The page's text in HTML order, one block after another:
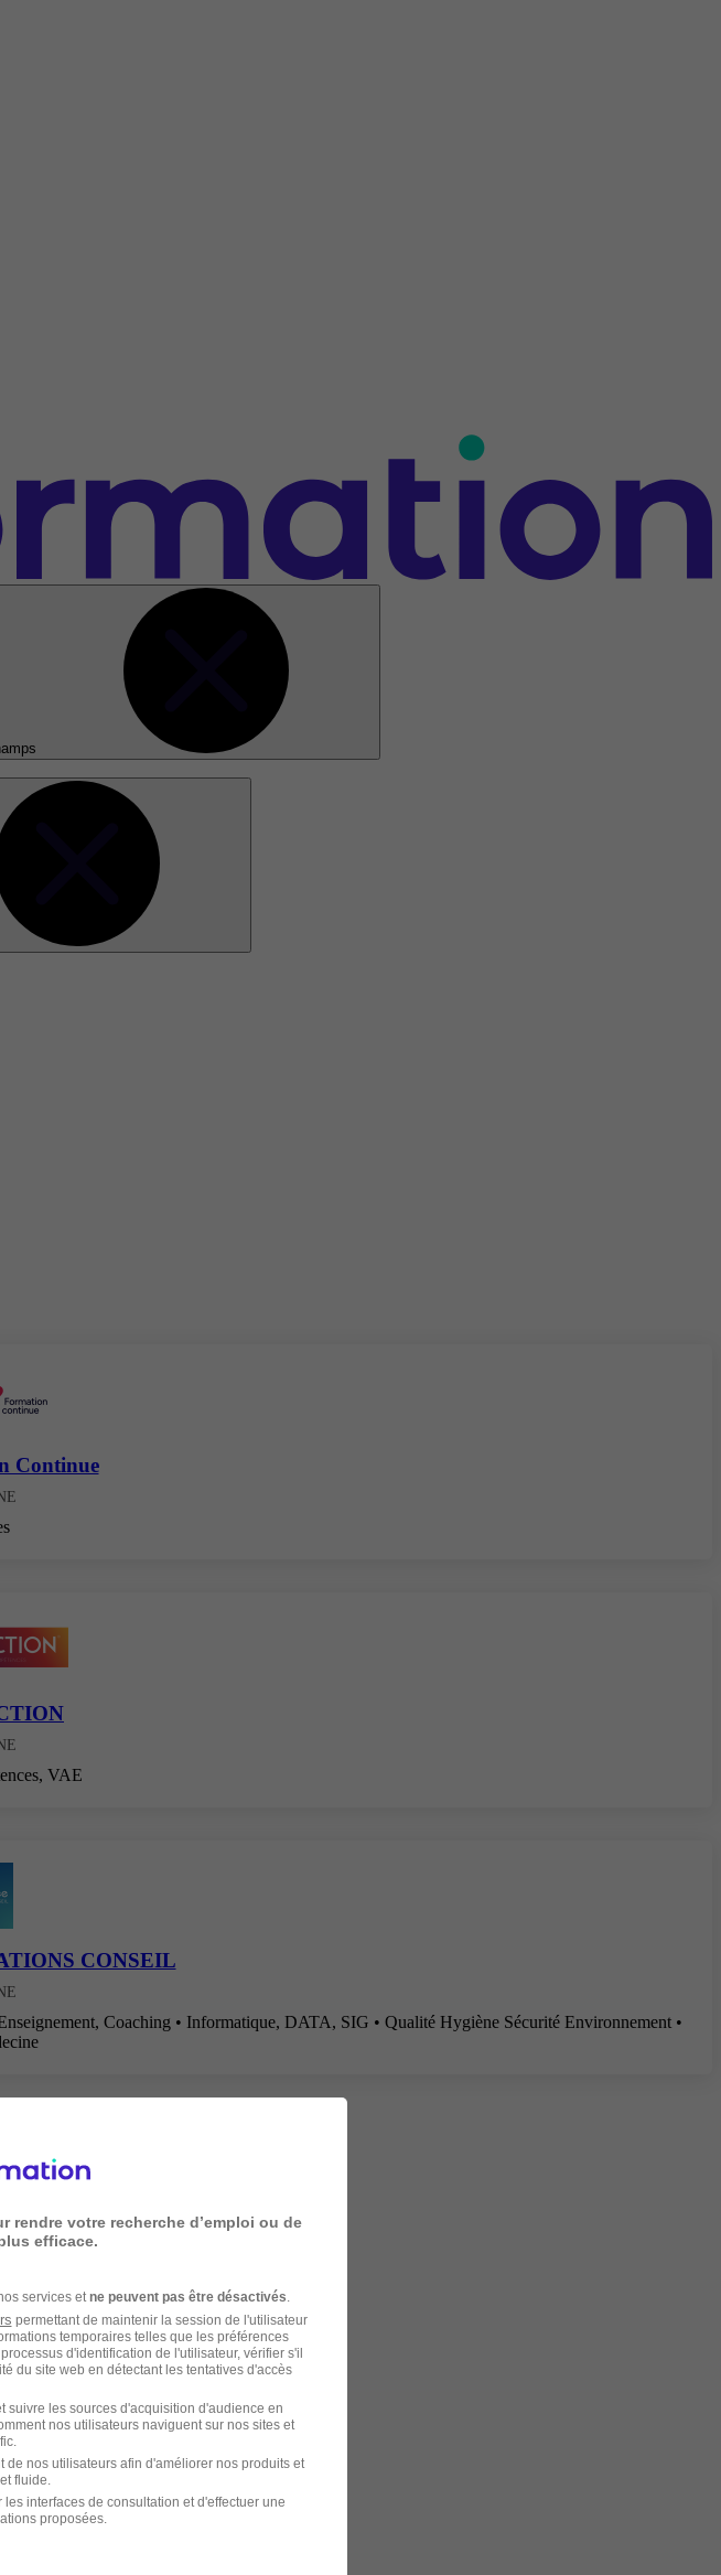
Continue
VAE
CONSEIL
Coaching • Informatique, DATA, SIG • Qualité Hygiène Sécurité Environnement •
votre recherche d’emploi ou de
efficace.
services et ne peuvent pas être désactivés
permettant de maintenir la session de l'utilisateur
temporaires telles que les préférences
d'identification de l'utilisateur, vérifier s'il
du site web en détectant les tentatives d'accès
suivre les sources d'acquisition d'audience en
nos utilisateurs naviguent sur nos sites et
de nos utilisateurs afin d'améliorer nos produits et
fluide.
interfaces de consultation et d'effectuer une
proposées.